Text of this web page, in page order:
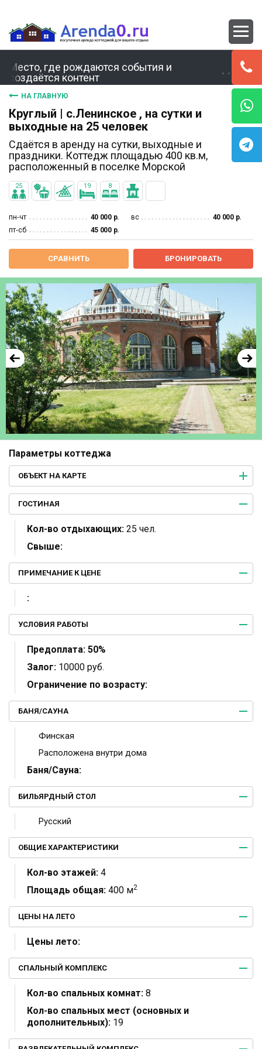
Место, где рождаются события и
создаётся контент
НА ГЛАВНУЮ
Круглый | с.Ленинское , на сутки и
выходные на 25 человек
Сдаётся в аренду на сутки, выходные и
праздники. Коттедж площадью 400 кв.м,
расположенный в поселке Морской
25 19 8
пн‐чт
40 000 р.
пт‐сб
45 000 р.
вс 40 000 р.
СРАВНИТЬ БРОНИРОВАТЬ
Параметры коттеджа
ОБЪЕКТ НА КАРТЕ
ГОСТИНАЯ
Кол-во отдыхающих: 25 чел.
Свыше:
ПРИМЕЧАНИЕ К ЦЕНЕ
:
УСЛОВИЯ РАБОТЫ
Предоплата: 50%
Залог: 10000 руб.
Ограничение по возрасту:
БАНЯ/САУНА
Финская
Расположена внутри дома
Баня/Сауна:
БИЛЬЯРДНЫЙ СТОЛ
Русский
ОБЩИЕ ХАРАКТЕРИСТИКИ
Кол-во этажей: 4
Площадь общая: 400 м2
ЦЕНЫ НА ЛЕТО
Цены лето:
СПАЛЬНЫЙ КОМПЛЕКС
Кол-во спальных комнат: 8
Кол-во спальных мест (основных и
дополнительных): 19